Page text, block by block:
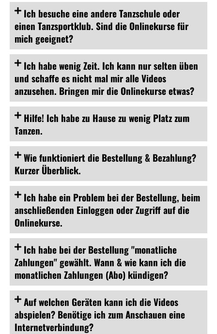
Ich besuche eine andere Tanzschule oder
einen Tanzsportklub. Sind die Onlinekurse für
mich geeignet?
Ich habe wenig Zeit. Ich kann nur selten üben
und schaffe es nicht mal mir alle Videos
anzusehen. Bringen mir die Onlinekurse etwas?
Hilfe! Ich habe zu Hause zu wenig Platz zum
Tanzen.
Wie funktioniert die Bestellung & Bezahlung?
Kurzer Überblick.
Ich habe ein Problem bei der Bestellung, beim
anschließenden Einloggen oder Zugriff auf die
Onlinekurse.
Ich habe bei der Bestellung "monatliche
Zahlungen" gewählt. Wann & wie kann ich die
monatlichen Zahlungen (Abo) kündigen?
Aufwelchen Geräten kann ich die Videos
abspielen? Benötige ich zum Anschauen eine
Internetverbindung?